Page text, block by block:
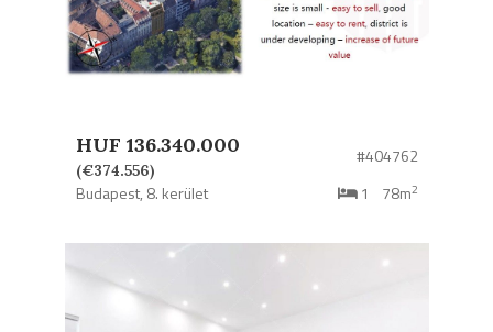
HUF 136.340.000
(€374.556)
#404762
Budapest, 8. kerület 1 78m2